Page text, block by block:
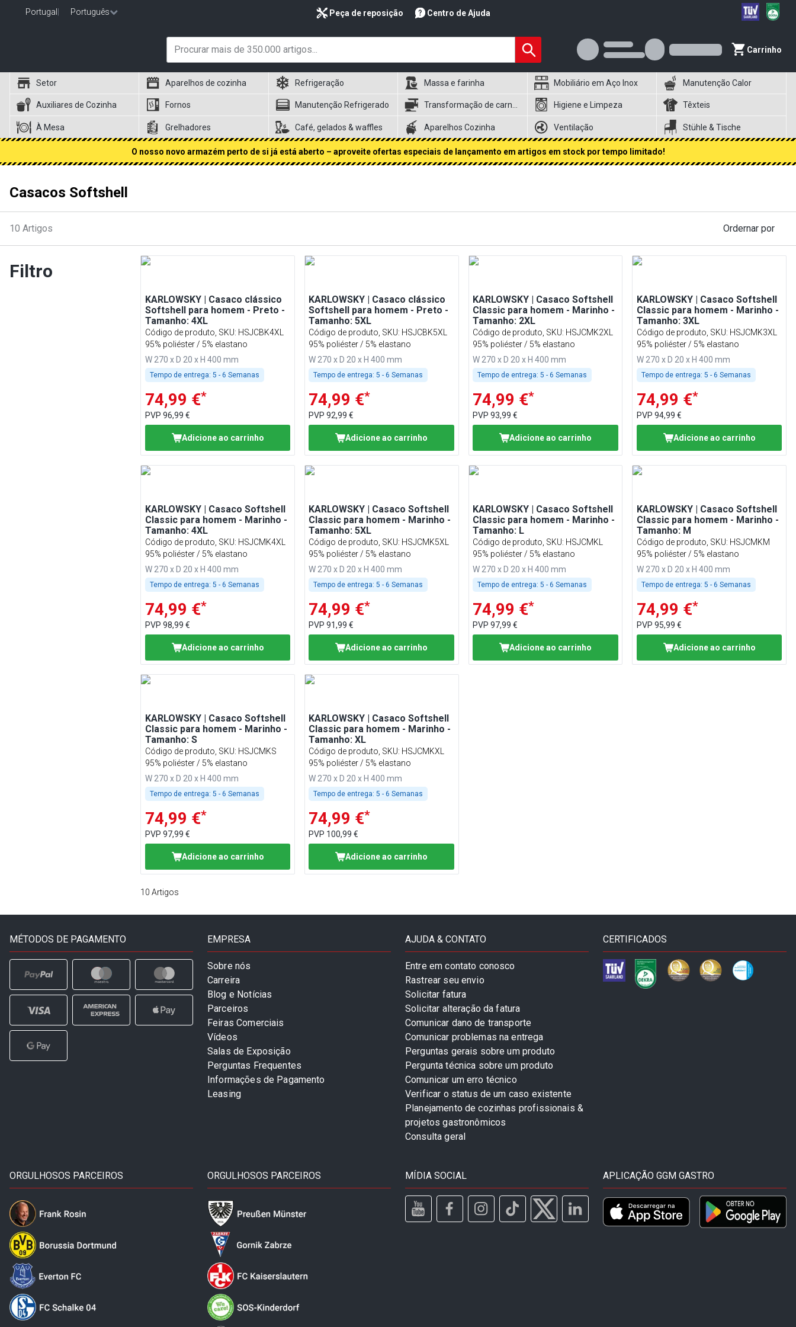
Portugal Português Peça de reposição Centro de Ajuda
Carrinho
Setor Aparelhos de cozinha Refrigeração Massa e farinha Mobiliário em Aço Inox Manutenção Calor
Auxiliares de Cozinha Fornos Manutenção Refrigerado Higiene e Limpeza Têxteis
À Mesa Grelhadores Café, gelados & waffles Aparelhos Cozinha Ventilação Stühle & Tische
O nosso novo armazém perto de si já está aberto – aproveite ofertas especiais de lançamento em artigos em stock por tempo limitado!
Casacos Softshell
10 Artigos Ordernar por
Filtro
KARLOWSKY | Casaco clássico
Softshell para homem - Preto -
Tamanho: 4XL
Código de produto, SKU: HSJCBK4XL
95% poliéster / 5% elastano
W 270 x D 20 x H 400 mm
Tempo de entrega: 5 - 6 Semanas
74,99 €*
PVP 96,99 €
Adicione ao carrinho
KARLOWSKY | Casaco clássico
Softshell para homem - Preto -
Tamanho: 5XL
Código de produto, SKU: HSJCBK5XL
95% poliéster / 5% elastano
W 270 x D 20 x H 400 mm
Tempo de entrega: 5 - 6 Semanas
74,99 €*
PVP92,99 €
Adicione ao carrinho
KARLOWSKY | Casaco Softshell
Classic para homem - Marinho -
Tamanho: 2XL
Código de produto, SKU: HSJCMK2XL
95% poliéster / 5% elastano
W 270 x D 20 x H 400 mm
Tempo de entrega: 5 - 6 Semanas
74,99 €*
PVP93,99 €
Adicione ao carrinho
KARLOWSKY | Casaco Softshell
Classic para homem - Marinho -
Tamanho: 3XL
Código de produto, SKU: HSJCMK3XL
95% poliéster / 5% elastano
W 270 x D 20 x H 400 mm
Tempo de entrega: 5 - 6 Semanas
74,99 €*
PVP 94,99 €
Adicione ao carrinho
KARLOWSKY | Casaco Softshell
Classic para homem - Marinho -
Tamanho: 4XL
Código de produto, SKU: HSJCMK4XL
95% poliéster / 5% elastano
W 270 x D 20 x H 400 mm
Tempo de entrega: 5 - 6 Semanas
74,99 €*
PVP 98,99 €
Adicione ao carrinho
KARLOWSKY | Casaco Softshell
Classic para homem - Marinho -
Tamanho: 5XL
Código de produto, SKU: HSJCMK5XL
95% poliéster / 5% elastano
W 270 x D 20 x H 400 mm
Tempo de entrega: 5 - 6 Semanas
74,99 €*
PVP91,99 €
Adicione ao carrinho
KARLOWSKY | Casaco Softshell
Classic para homem - Marinho -
Tamanho: L
Código de produto, SKU: HSJCMKL
95% poliéster / 5% elastano
W 270 x D 20 x H 400 mm
Tempo de entrega: 5 - 6 Semanas
74,99 €*
PVP97,99 €
Adicione ao carrinho
KARLOWSKY | Casaco Softshell
Classic para homem - Marinho -
Tamanho: M
Código de produto, SKU: HSJCMKM
95% poliéster / 5% elastano
W 270 x D 20 x H 400 mm
Tempo de entrega: 5 - 6 Semanas
74,99 €*
PVP 95,99 €
Adicione ao carrinho
KARLOWSKY | Casaco Softshell
Classic para homem - Marinho -
Tamanho: S
Código de produto, SKU: HSJCMKS
95% poliéster / 5% elastano
W 270 x D 20 x H 400 mm
Tempo de entrega: 5 - 6 Semanas
74,99 €*
PVP 97,99 €
Adicione ao carrinho
KARLOWSKY | Casaco Softshell
Classic para homem - Marinho -
Tamanho: XL
Código de produto, SKU: HSJCMKXL
95% poliéster / 5% elastano
W 270 x D 20 x H 400 mm
Tempo de entrega: 5 - 6 Semanas
74,99 €*
PVP 100,99 €
Adicione ao carrinho
10 Artigos
MÉTODOS DE PAGAMENTO EMPRESA
Sobre nós
Carreira
Blog e Notícias
Parceiros
Feiras Comerciais
Vídeos
Salas de Exposição
Perguntas Frequentes
Informações de Pagamento
Leasing
AJUDA & CONTATO
Entre em contato conosco
Rastrear seu envio
Solicitar fatura
Solicitar alteração da fatura
Comunicar dano de transporte
Comunicar problemas na entrega
Perguntas gerais sobre um produto
Pergunta técnica sobre um produto
Comunicar um erro técnico
Verificar o status de um caso existente
Planejamento de cozinhas profissionais &
projetos gastronômicos
Consulta geral
CERTIFICADOS
ORGULHOSOS PARCEIROS ORGULHOSOS PARCEIROS MÍDIA SOCIAL APLICAÇÃO GGM GASTRO